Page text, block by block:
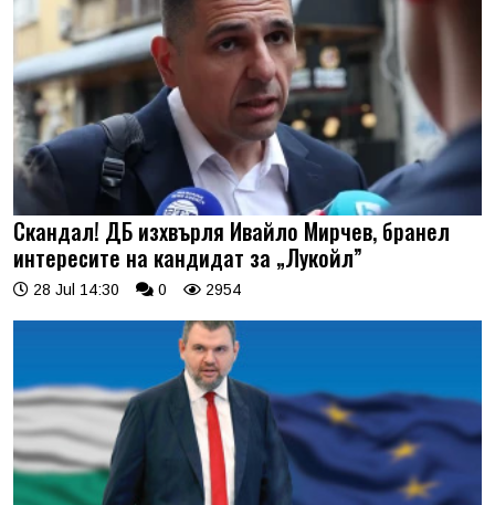
Скандал! ДБ изхвърля Ивайло Мирчев, бранел
интересите на кандидат за „Лукойл”
28 Jul 14:30 0 2954